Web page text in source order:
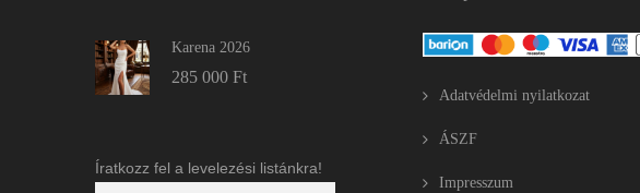
Karena 2026
285 000 Ft
Íratkozz fel a levelezési listánkra!
Adatvédelmi nyilatkozat
ÁSZF
Impresszum